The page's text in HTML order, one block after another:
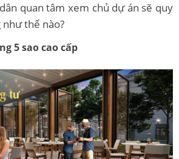
quan tâm xem chủ dự án sẽ quy
như thế nào?
5 sao cao cấp